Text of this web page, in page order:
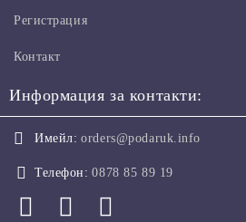
Регистрация
Контакт
Информация за контакти:
Имейл: orders@podaruk.info
Телефон: 0878 85 89 19